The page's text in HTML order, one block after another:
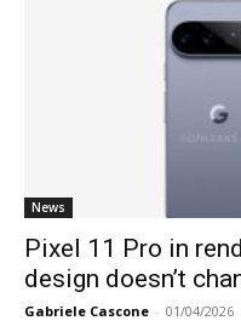
News
Pixel 11 Pro in
design doesn’t
Gabriele Cascone - 01/04/2026